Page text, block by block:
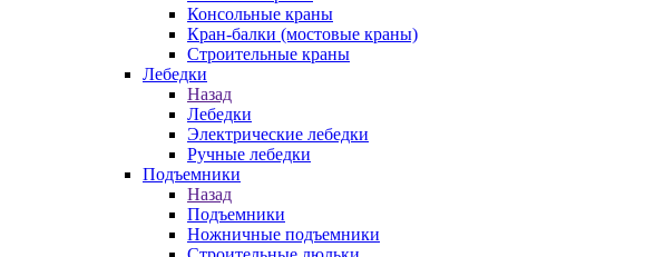
Консольные краны
Кран-балки (мостовые краны)
Строительные краны
Лебедки
Назад
Лебедки
Электрические лебедки
Ручные лебедки
Подъемники
Назад
Подъемники
Ножничные подъемники